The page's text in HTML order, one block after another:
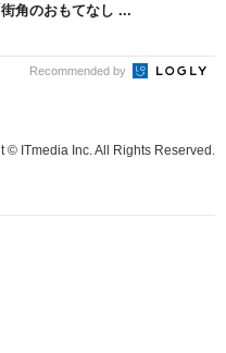
角のおもてなし ...
Recommended by
© ITmedia Inc. All Rights Reserved.